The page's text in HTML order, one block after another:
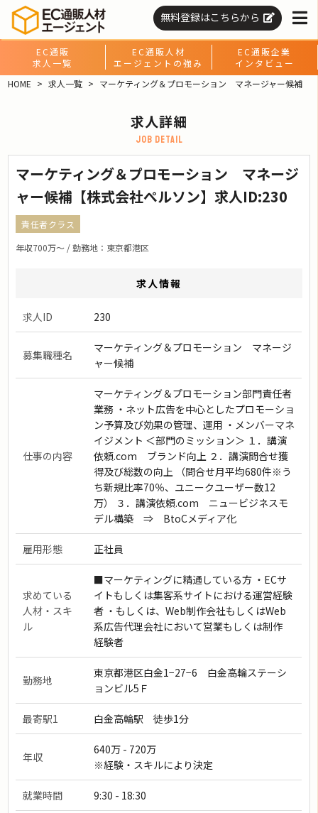
無料登録はこちらから
EC通販
求人一覧
EC通販人材
エージェントの強み
EC通販企業
インタビュー
HOME
求人一覧 マーケティング＆プロモーション マネージャー候補
求人詳細
job detail
マーケティング＆プロモーション マネージ
ャー候補【株式会社ぺルソン】求人ID:230
責任者クラス
年収700万〜 / 勤務地：東京都港区
求人情報
求人ID 230
募集職種名
マーケティング＆プロモーション マネージ
ャー候補
仕事の内容
マーケティング＆プロモーション部門責任者
業務 ・ネット広告を中心としたプロモーショ
ン予算及び効果の管理、運用 ・メンバーマネ
イジメント ＜部門のミッション＞ １．講演
依頼.com ブランド向上 ２．講演問合せ獲
得及び総数の向上 （問合せ月平均680件※う
ち新規比率70％、ユニークユーザー数12
万） ３．講演依頼.com ニュービジネスモ
デル構築 ⇒ BtoCメディア化
雇用形態 正社員
求めている
人材・スキ
ル
■マーケティングに精通している方 ・ECサ
イトもしくは集客系サイトにおける運営経験
者 ・もしくは、Web制作会社もしくはWeb
系広告代理会社において営業もしくは制作
経験者
勤務地
東京都港区白金1−27−6 白金高輪ステーシ
ョンビル5Ｆ
最寄駅1 白金高輪駅 徒歩1分
年収
640万 - 720万
※経験・スキルにより決定
就業時間 9:30 - 18:30